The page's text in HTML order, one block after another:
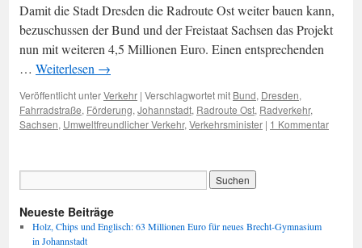
Damit die Stadt Dresden die Radroute Ost weiter bauen kann,
bezuschussen der Bund und der Freistaat Sachsen das Projekt
nun mit weiteren 4,5 Millionen Euro. Einen entsprechenden
… Weiterlesen →
Veröffentlicht unterVerkehr | Verschlagwortet mit Bund, Dresden,
Fahrradstraße, Förderung, Johannstadt, Radroute Ost, Radverkehr,
Sachsen, Umweltfreundlicher Verkehr, Verkehrsminister | 1 Kommentar
Neueste Beiträge
Holz, Chips und Englisch: 63 Millionen Euro für neues Brecht-Gymnasium
in Johannstadt